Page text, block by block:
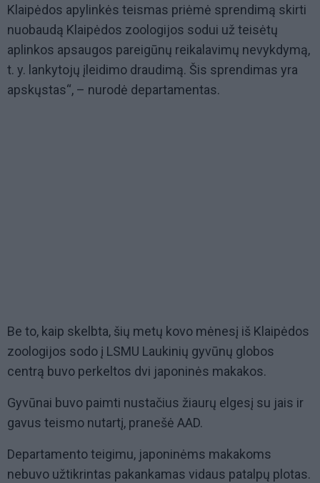
Klaipėdos apylinkės teismas priėmė sprendimą skirti
nuobaudą Klaipėdos zoologijos sodui už teisėtų
aplinkos apsaugos pareigūnų reikalavimų nevykdymą,
t. y. lankytojų įleidimo draudimą. Šis sprendimas yra
apskųstas“, – nurodė departamentas.
Be to, kaip skelbta, šių metų kovo mėnesį iš Klaipėdos
zoologijos sodo į LSMU Laukinių gyvūnų globos
centrą buvo perkeltos dvi japoninės makakos.
Gyvūnai buvo paimti nustačius žiaurų elgesį su jais ir
gavus teismo nutartį, pranešė AAD.
Departamento teigimu, japoninėms makakoms
nebuvo užtikrintas pakankamas vidaus patalpų plotas.